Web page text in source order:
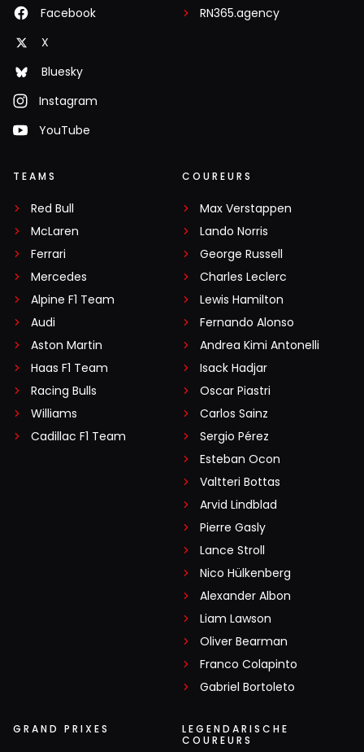
Facebook
X
Bluesky
Instagram
YouTube
RN365.agency
TEAMS
Red Bull
McLaren
Ferrari
Mercedes
Alpine F1 Team
Audi
Aston Martin
Haas F1 Team
Racing Bulls
Williams
Cadillac F1 Team
COUREURS
Max Verstappen
Lando Norris
George Russell
Charles Leclerc
Lewis Hamilton
Fernando Alonso
Andrea Kimi Antonelli
Isack Hadjar
Oscar Piastri
Carlos Sainz
Sergio Pérez
Esteban Ocon
Valtteri Bottas
Arvid Lindblad
Pierre Gasly
Lance Stroll
Nico Hülkenberg
Alexander Albon
Liam Lawson
Oliver Bearman
Franco Colapinto
Gabriel Bortoleto
GRAND PRIXES
LEGENDARISCHE
COUREURS